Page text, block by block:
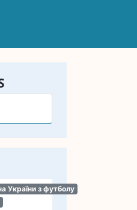
України з футболу